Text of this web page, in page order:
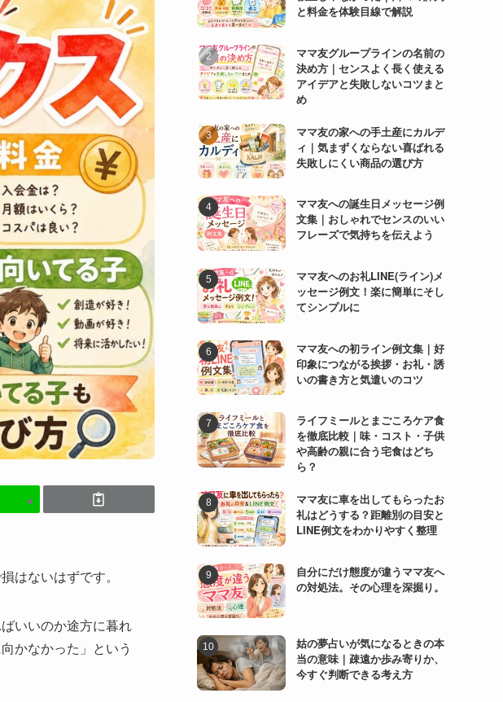
はないはずです。
いいのか途方に暮れ
かなかった」という
と料金を体験目線で解説
ママ友グループラインの名前の
決め方｜センスよく長く使える
アイデアと失敗しないコツまと
め
ママ友の家への手土産にカルデ
ィ｜気まずくならない喜ばれる
失敗しにくい商品の選び方
ママ友への誕生日メッセージ例
文集｜おしゃれでセンスのいい
フレーズで気持ちを伝えよう
ママ友へのお礼LINE(ライン)メ
ッセージ例文！楽に簡単にそし
てシンプルに
ママ友への初ライン例文集｜好
印象につながる挨拶・お礼・誘
いの書き方と気遣いのコツ
ライフミールとまごころケア食
を徹底比較｜味・コスト・子供
や高齢の親に合う宅食はどち
ら？
ママ友に車を出してもらったお
礼はどうする？距離別の目安と
LINE例文をわかりやすく整理
自分にだけ態度が違うママ友へ
の対処法。その心理を深掘り。
姑の夢占いが気になるときの本
当の意味｜疎遠か歩み寄りか、
今すぐ判断できる考え方